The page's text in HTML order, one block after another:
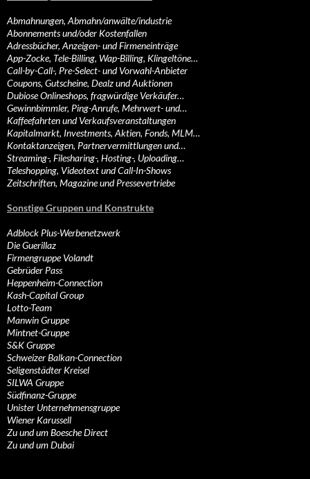
Abmahnungen, Abmahn/anwälte/industrie
Abonnements und/oder Kostenfallen
Adressbücher, Anzeigen- und Firmeneinträge
App-Zocke, Tele-Billing, Wap-Billing, Klingeltöne…
Call-by-Call-, Pre-Select- und Vorwahl-Anbieter
Coupons, Gutscheine, Dealz und Auktionen
Dubiose Onlineshops, fragwürdige Verkäufer…
Gewinnbimmler, Ping-Anrufe, Mehrwert- und…
Kaffeefahrten und Verkaufsveranstaltungen
Kapitalmarkt, Investments, Aktien, Fonds, MLM…
Kontaktanzeigen, Partnervermittlungen und…
Streaming-, Filesharing-, Hosting-, Uploading…
Teleshopping, Videotext und Call-In-Shows
Zeitschriften, Magazine und Pressevertriebe
Sonstige Gruppen und Konstrukte
Adblock Plus-Werbenetzwerk
Die Guerillaz
Firmengruppe Volandt
Gebrüder Pass
Heppenheim-Connection
Kash-Capital Group
Lotto-Team
Manwin Gruppe
Mintnet-Gruppe
S&K Gruppe
Schweizer Balkan-Connection
Seligenstädter Kreisel
SILWA Gruppe
Südfinanz-Gruppe
Unister Unternehmensgruppe
Wiener Karussell
Zu und um Boesche Direct
Zu und um Dubai